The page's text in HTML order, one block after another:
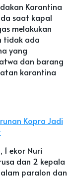
Karantina
saat kapal
melakukan
tidak ada
yang
dan barang
karantina
Kopra Jadi
1 ekor Nuri
dan 2 kepala
paralon dan